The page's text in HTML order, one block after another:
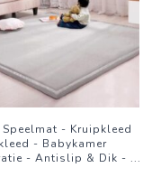
Speelmat - Kruipkleed
- Babykamer
- Antislip & Dik - ...